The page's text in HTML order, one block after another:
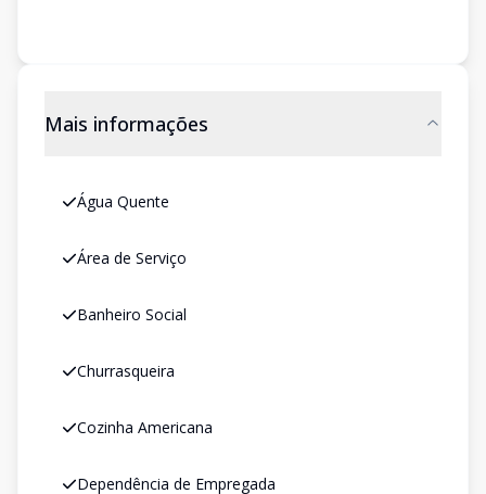
Mais informações
Água Quente
Área de Serviço
Banheiro Social
Churrasqueira
Cozinha Americana
Dependência de Empregada